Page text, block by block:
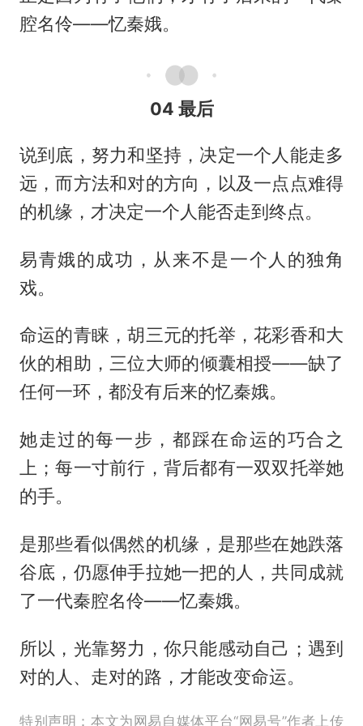
腔名伶——忆秦娥。
04 最后
说到底，努力和坚持，决定一个人能走多
远，而方法和对的方向，以及一点点难得
的机缘，才决定一个人能否走到终点。
易青娥的成功，从来不是一个人的独角
戏。
命运的青睐，胡三元的托举，花彩香和大
伙的相助，三位大师的倾囊相授——缺了
任何一环，都没有后来的忆秦娥。
她走过的每一步，都踩在命运的巧合之
上；每一寸前行，背后都有一双双托举她
的手。
是那些看似偶然的机缘，是那些在她跌落
谷底，仍愿伸手拉她一把的人，共同成就
了一代秦腔名伶——忆秦娥。
所以，光靠努力，你只能感动自己；遇到
对的人、走对的路，才能改变命运。
特别声明：本文为网易自媒体平台“网易号”作者上传